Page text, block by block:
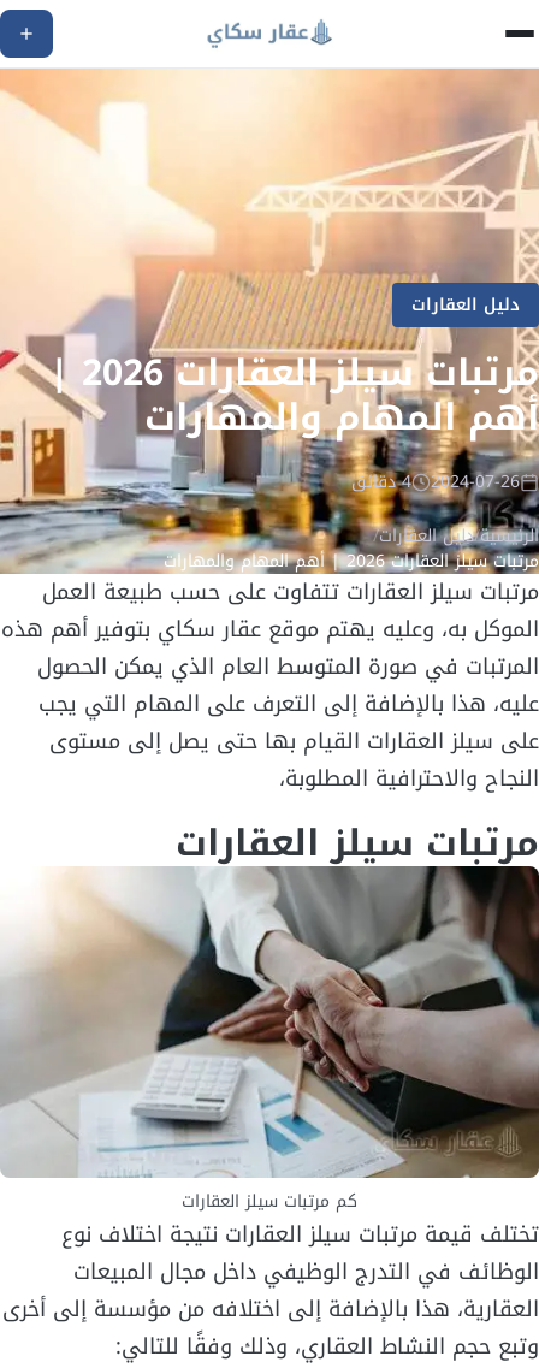
دليل العقارات
مرتبات سيلز العقارات 2026 |
أهم المهام والمهارات
2024-07-26 4 دقائق
الرئيسية/دليل العقارات/
مرتبات سيلز العقارات 2026 | أهم المهام والمهارات
مرتبات سيلز العقارات تتفاوت على حسب طبيعة العمل
الموكل به، وعليه يهتم موقع عقار سكاي بتوفير أهم هذه
المرتبات في صورة المتوسط العام الذي يمكن الحصول
عليه، هذا بالإضافة إلى التعرف على المهام التي يجب
على سيلز العقارات القيام بها حتى يصل إلى مستوى
النجاح والاحترافية المطلوبة،
مرتبات سيلز العقارات
كم مرتبات سيلز العقارات
تختلف قيمة مرتبات سيلز العقارات نتيجة اختلاف نوع
الوظائف في التدرج الوظيفي داخل مجال المبيعات
العقارية، هذا بالإضافة إلى اختلافه من مؤسسة إلى أخرى
وتبع حجم النشاط العقاري، وذلك وفقًا للتالي: